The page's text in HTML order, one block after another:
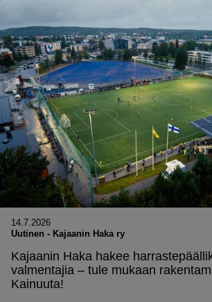
14.7.2026
Uutinen - Kajaanin Haka ry
Kajaanin Haka hakee
valmentajia – tule mukaan
Kainuuta!